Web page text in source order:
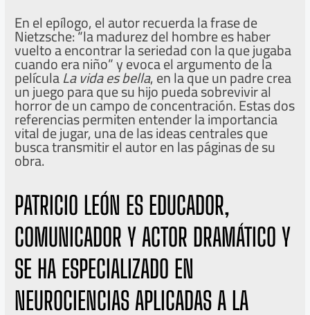
En el epílogo, el autor recuerda la frase de
Nietzsche: “la madurez del hombre es haber
vuelto a encontrar la seriedad con la que jugaba
cuando era niño” y evoca el argumento de la
películaLa vida es bella, en la que un padre crea
un juego para que su hijo pueda sobrevivir al
horror de un campo de concentración. Estas dos
referencias permiten entender la importancia
vital de jugar, una de las ideas centrales que
busca transmitir el autor en las páginas de su
obra.
PATRICIO LEÓN ES EDUCADOR,
COMUNICADOR Y ACTOR DRAMÁTICO Y
SE HA ESPECIALIZADO EN
NEUROCIENCIAS APLICADAS A LA